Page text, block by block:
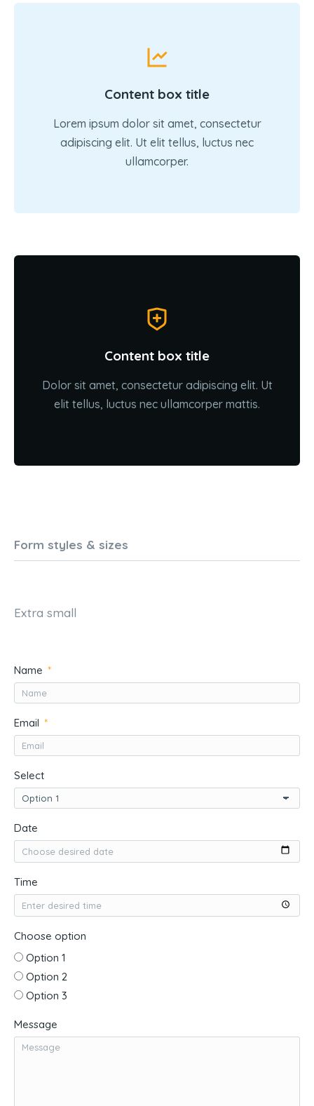
Content box title
Lorem ipsum dolor sit amet, consectetur
adipiscing elit. Ut elit tellus, luctus nec
ullamcorper.
Content box title
Dolor sit amet, consectetur adipiscing elit. Ut
elit tellus, luctus nec ullamcorper mattis.
Form styles & sizes
Extra small
Name
Email
Select
Date
Time
Choose option
Option 1
Option 2
Option 3
Message